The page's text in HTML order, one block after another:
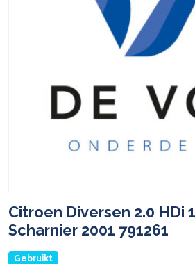
Citroen Diversen 2.0 HDi
Scharnier 2001 791261
Gebruikt